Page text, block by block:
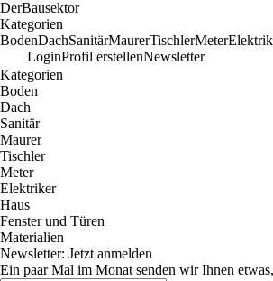
DerBausektor
Kategorien
BodenDachSanitärMaurerTischlerMeter
LoginProfil erstellenNewsletter
Kategorien
Boden
Dach
Sanitär
Maurer
Tischler
Meter
Elektriker
Haus
Fenster und Türen
Materialien
Newsletter: Jetzt anmelden
Ein paar Mal im Monat senden wir Ihnen